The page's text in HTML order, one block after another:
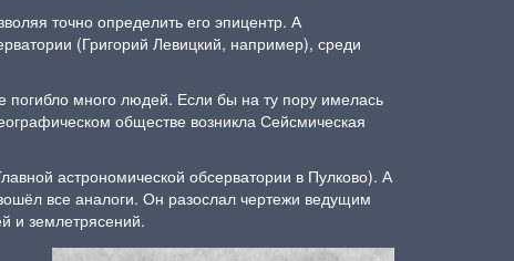
точно определить его эпицентр. А
(Григорий Левицкий, например), среди
много людей. Если бы на ту пору имелась
обществе возникла Сейсмическая
астрономической обсерватории в Пулково). А
все аналоги. Он разослал чертежи ведущим
и землетрясений.